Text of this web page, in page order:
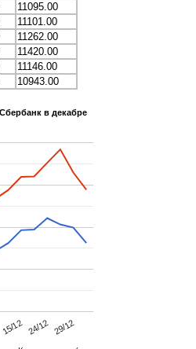
11095.00
11101.00
11262.00
11420.00
11146.00
10943.00
в декабре
15/12 24/12 29/12